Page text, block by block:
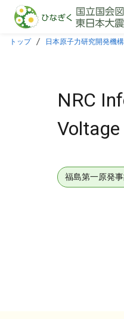
本文に飛ぶ
トップ 日本原子力研究開発機
NRC
福島第一原発